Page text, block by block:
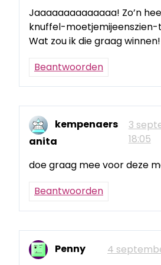
Jaaaaaaaaaaaaaa! Zo’n
knuffel-moetjemijeenszien-
Wat zou ik die graag winnen!
Beantwoorden
kempenaers
anita
3
18:05
doe graag mee voor deze
Beantwoorden
Penny
4